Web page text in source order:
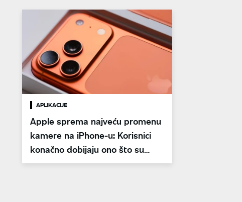
APLIKACIJE
Apple sprema najveću promenu
kamere na iPhone-u: Korisnici
konačno dobijaju ono što su
dugo tražili